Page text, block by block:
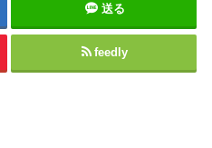
送る
feedly